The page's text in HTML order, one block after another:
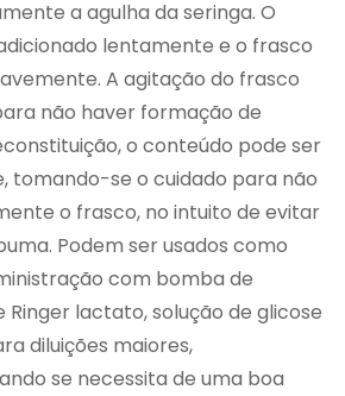
a agulha da seringa. O
lentamente e o frasco
A agitação do frasco
não haver formação de
o conteúdo pode ser
tomando-se o cuidado para não
o frasco, no intuito de evitar
Podem ser usados como
com bomba de
Ringer lactato, solução de glicose
diluições maiores,
se necessita de uma boa